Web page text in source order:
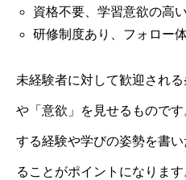
資格不要、学習意欲の高
研修制度あり、フォロー
未経験者に対して歓迎され
や「意欲」を見せるもので
する経験や学びの姿勢を書
ることがポイントになります